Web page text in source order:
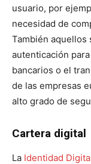
usuario, por
necesidad de
También aquellos
autenticación
bancarios o el
de las empresas
alto grado de
Cartera digital
La Identidad